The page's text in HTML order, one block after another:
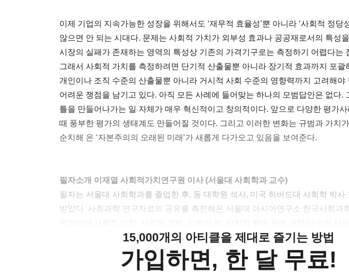
이제 기업의 지속가능한 성장을 위해서도 ‘재무적 효율성’뿐 아니라 ‘사회적 정당
않으면 안 되는 시대다. 문제는 사회적 가치가 외부성 효과나 공공재로서의 특성
시장의 실패가 존재하는 영역의 특성상 기존의 가격기구로는 측정하기 어렵다는
그래서 사회적 가치를 측정하려면 단기적 산출물뿐 아니라 장기적 효과까지 포괄
개인이나 조직 수준의 산출물뿐 아니라 거시적 사회 수준의 영향력까지 고려해야
어려운 쟁점을 남기고 있다. 아직 모든 사례에 들어맞는 하나의 모범답안은 없다.
틀을 만들어나가는 일 자체가 매우 혁신적이고 창의적이다. 앞으로 다양한 평가
때 풍부한 평가의 생태계도 만들어질 것이다. 그리고 이러한 변화는 규범과 가치
순치해 온 ‘자본주의의 오래된 미래’가 새롭게 다가오고 있음을 보여준다.
필자소개 이재열 사회적가치연구원 이사 (서울대 사회학과 교수)
필자는 서울대 사회학과를 졸업한 후, 동 대학원 석사, 미국 하버드대 사회학 박사
받았다. 사회과학 연구자료의 공유를 촉진해온 서울대 아시아연구소 한국사회과
15,000개의 아티클을 제대로 즐기는 방법
가입하면, 한 달 무료!